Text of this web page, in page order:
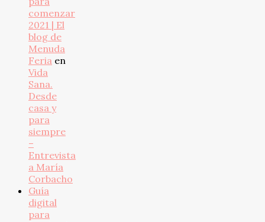
comenzar
2021 | El
blog de
Menuda
Feria en
Vida
Sana.
Desde
casa y
para
siempre
–
Entrevista
a María
Corbacho
Guía
digital
para